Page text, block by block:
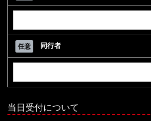
任意 同行者
当日受付について